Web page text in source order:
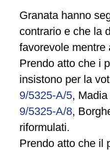
Granata hanno
contrario e che la
favorevole mentre
Prendo atto che i
insistono per la
9/5325-A/5,
9/5325-A/8,
riformulati.
Prendo atto che il